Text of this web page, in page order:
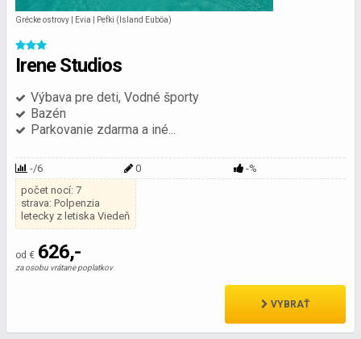
Grécke ostrovy | Evia | Pefki (Island Euböa)
Irene Studios
Výbava pre deti, Vodné športy
Bazén
Parkovanie zdarma a iné...
-/6 0
-%
počet nocí: 7
strava: Polpenzia
letecky z letiska Viedeň
od € 626,-
za osobu vrátane poplatkov
VYBRAŤ